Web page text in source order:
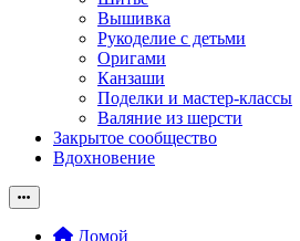
Вышивка
Рукоделие с детьми
Оригами
Канзаши
Поделки и мастер-классы
Валяние из шерсти
Закрытое сообщество
Вдохновение
Домой